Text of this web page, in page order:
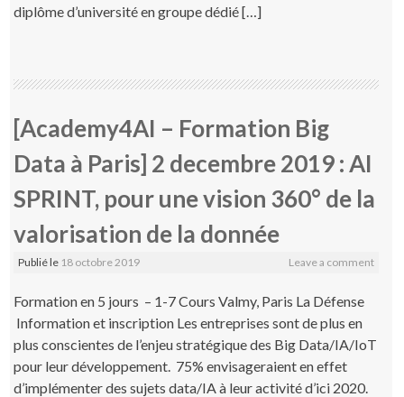
diplôme d’université en groupe dédié […]
[Academy4AI – Formation Big
Data à Paris] 2 decembre 2019 : AI
SPRINT, pour une vision 360° de la
valorisation de la donnée
Publié le 18 octobre 2019 Leave a comment
Formation en 5 jours – 1-7 Cours Valmy, Paris La Défense
Information et inscription Les entreprises sont de plus en
plus conscientes de l’enjeu stratégique des Big Data/IA/IoT
pour leur développement. 75% envisageraient en effet
d’implémenter des sujets data/IA à leur activité d’ici 2020.